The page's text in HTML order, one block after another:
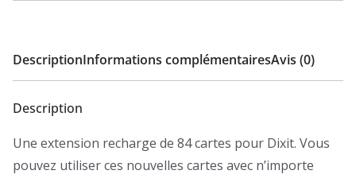
DescriptionInformations complémentairesAvis (0)
Description
Une extension recharge de 84 cartes pour Dixit. Vous
pouvez utiliser ces nouvelles cartes avec n’importe